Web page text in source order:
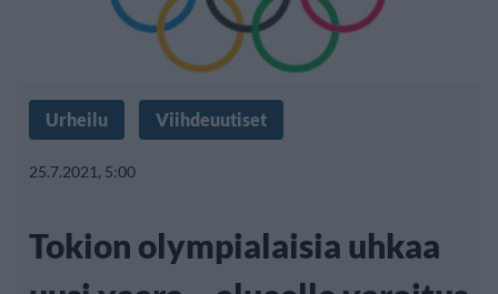
Urheilu Viihdeuutiset
25.7.2021, 5:00
Tokion olympialaisia uhkaa